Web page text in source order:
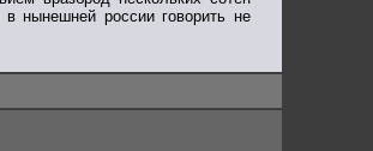
нынешней россии говорить не